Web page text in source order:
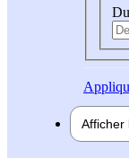
Afficher